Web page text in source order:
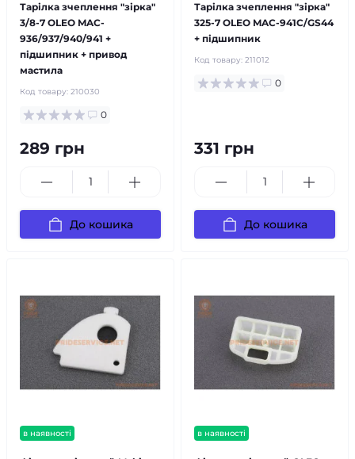
Тарілка зчеплення "зірка"
3/8-7 OLEO MAC-
936/937/940/941 +
підшипник + привод
мастила
Код товару: 210030
0
289 грн
До кошика
Тарілка зчеплення "зірка"
325-7 OLEO MAC-941С/GS44
+ підшипник
Код товару: 211012
0
331 грн
До кошика
в наявності в наявності